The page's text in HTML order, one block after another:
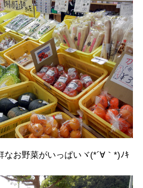
なお野菜がいっぱいヾ(*´∀｀*)ﾉｷ